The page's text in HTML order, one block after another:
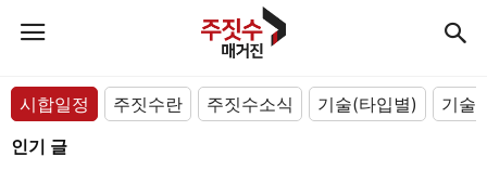
시합일정 주짓수란 주짓수소식 기술(타입별)
기술
인기 글